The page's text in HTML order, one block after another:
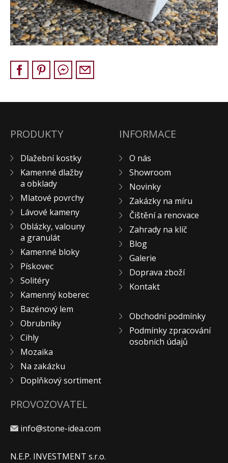
Pískovec
Solitéry
Kamenné bloky
BERA GRAVEL FIX
Terazzo
DLAŽEBNÍ KOSTKY
MLATOVÉ POVRCHY
ZAKÁZKY NA MÍRU
VÝPRODEJ
NOVINKY
BLOG
KONTAKT
PRODUKTY
Dlažební kostky
Kamenné dlažby
a obklady
Mlatové povrchy
Lávové kameny
Oblázky, valouny
a granulát
Kamenné bloky
Pískovec
Solitéry
Kamenný koberec
Bazénový lem
Obrubníky
Cihly
Mozaika
Na zakázku
Doplňkový sortiment
INFORMACE
O nás
Showroom
Novinky
Zakázky na míru
Čištění a renovace
Zahrady na klíč
Blog
Galerie
Doprava zboží
Kontakt
Obchodní podmínky
Podmínky zpracování
osobních údajů
PROVOZOVATEL
info@stone-idea.com
N.E.P. INVESTMENT s.r.o.